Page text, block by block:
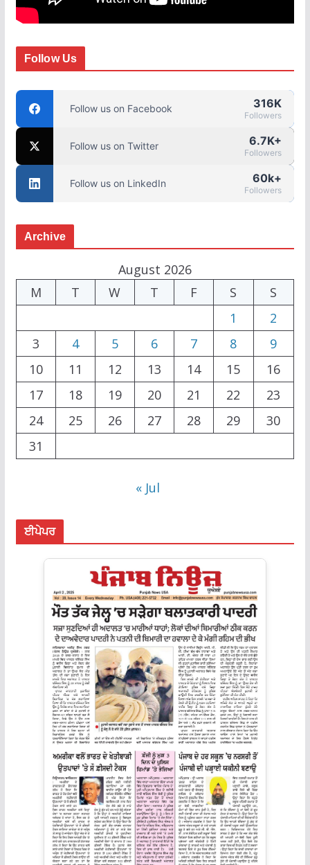
Follow Us
Follow us on Facebook 316K
Followers
Follow us on Twitter 6.7K+
Followers
Follow us on LinkedIn 60k+
Followers
Archive
August 2026
M
T W T F S
S
1
2
3
4 5 6 7 8
9
10
11 12 13 14 15
16
17
18 19 20 21 22
23
24
25 26 27 28 29
30
31
« Jul
ਈਪੇਪਰ